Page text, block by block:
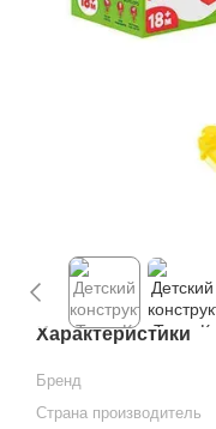
Характеристики
Бренд
Страна производитель